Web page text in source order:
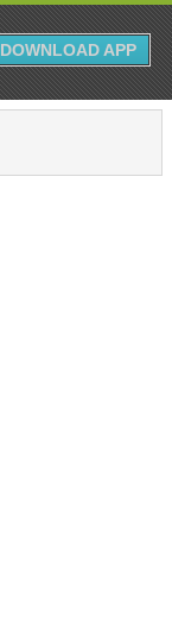
DOWNLOAD APP